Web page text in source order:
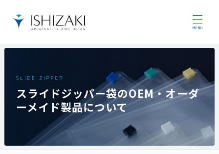
SLIDE ZIPPER
スライドジッパー袋のOEM・オーダ
ーメイド製品について